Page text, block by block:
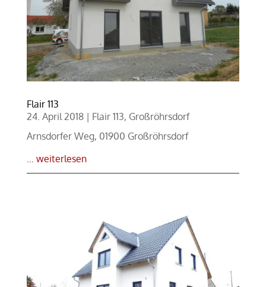
Flair 113
24. April 2018| Flair 113, Großröhrsdorf
Arnsdorfer Weg, 01900 Großröhrsdorf
... weiterlesen